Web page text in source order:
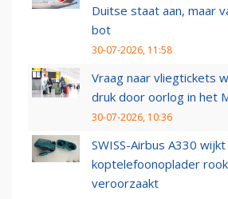
Duitse staat aan, maar
bot
30-07-2026, 11:58
Vraag naar vliegtickets
druk door oorlog in het
30-07-2026, 10:36
SWISS-Airbus A330
koptelefoonoplader
veroorzaakt